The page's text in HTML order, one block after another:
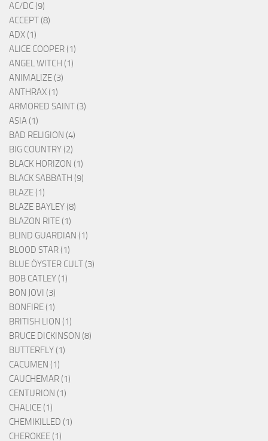
AC/DC (9)
ACCEPT (8)
ADX (1)
ALICE COOPER (1)
ANGEL WITCH (1)
ANIMALIZE (3)
ANTHRAX (1)
ARMORED SAINT (3)
ASIA (1)
BAD RELIGION (4)
BIG COUNTRY (2)
BLACK HORIZON (1)
BLACK SABBATH (9)
BLAZE (1)
BLAZE BAYLEY (8)
BLAZON RITE (1)
BLIND GUARDIAN (1)
BLOOD STAR (1)
BLUE ÖYSTER CULT (3)
BOB CATLEY (1)
BON JOVI (3)
BONFIRE (1)
BRITISH LION (1)
BRUCE DICKINSON (8)
BUTTERFLY (1)
CACUMEN (1)
CAUCHEMAR (1)
CENTURION (1)
CHALICE (1)
CHEMIKILLED (1)
CHEROKEE (1)